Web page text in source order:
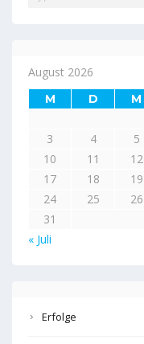
August 2026
M D M
3
4 5
10
11 12
17
18 19
24
25 26
31
« Juli
Erfolge